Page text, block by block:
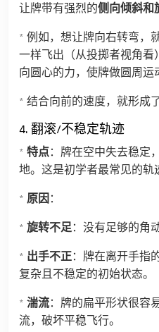
让牌带有强烈的侧向倾斜和
* 例如，想让牌向右转弯，
一样飞出（从投掷者视角
向圆心的力，使牌做圆周运
* 结合向前的速度，就形成
4. 翻滚/不稳定轨迹
* 特点：牌在空中失去稳定
地。这是初学者最常见的轨
* 原因：
* 旋转不足：没有足够的角
* 出手不正：牌在离开手指
复杂且不稳定的初始状态。
* 湍流：牌的扁平形状很容
流，破坏平稳飞行。